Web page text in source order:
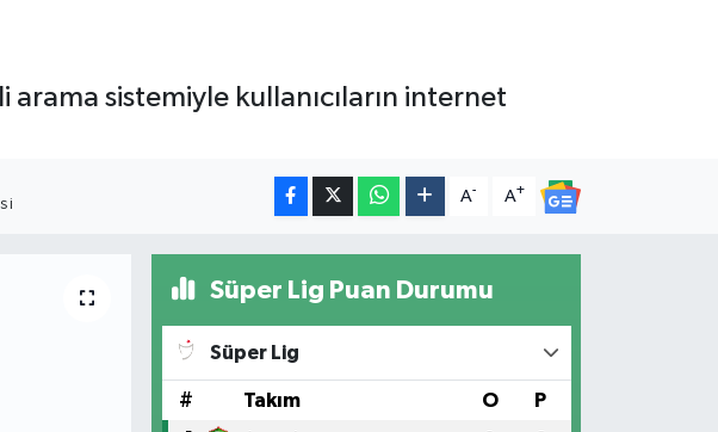
sistemiyle kullanıcıların internet
A- A+
Süper Lig Puan Durumu
Süper Lig
# Takım O P